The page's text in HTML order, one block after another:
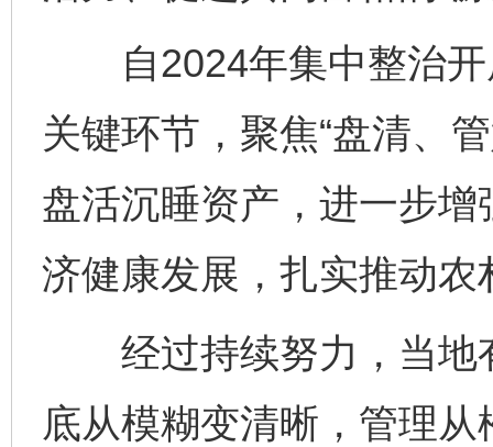
自2024年集中整治开
关键环节，聚焦“盘清、
盘活沉睡资产，进一步增
济健康发展，扎实推动农
经过持续努力，当地
底从模糊变清晰，管理